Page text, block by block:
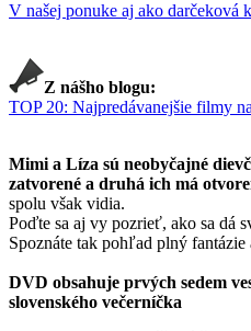
V našej ponuke aj ako darčeková
Z nášho blogu:
TOP 20: Najpredávanejšie filmy
Mimi a Líza sú neobyčajné
zatvorené a druhá ich má
spolu však vidia.
Poďte sa aj vy pozrieť, ako sa dá
Spoznáte tak pohľad plný fantázie
DVD obsahuje prvých sedem
slovenského večerníčka